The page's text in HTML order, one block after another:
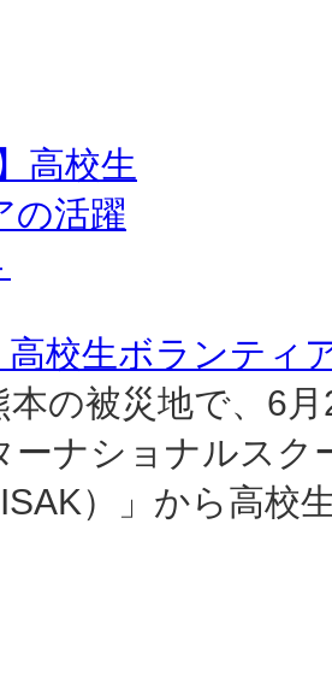
高校生ボランティ
の被災地で、6
ーナショナルスク
）」から高校